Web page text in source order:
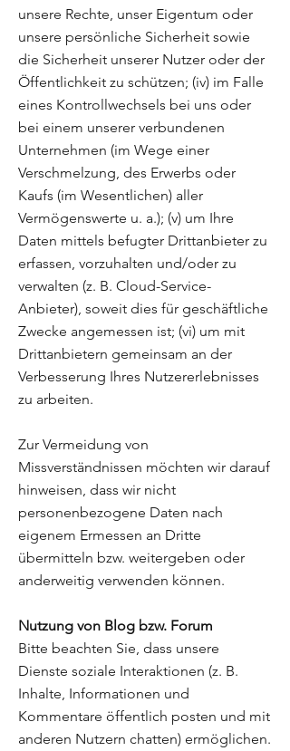
unsere Rechte, unser Eigentum oder
unsere persönliche Sicherheit sowie
die Sicherheit unserer Nutzer oder der
Öffentlichkeit zu schützen; (iv) im Falle
eines Kontrollwechsels bei uns oder
bei einem unserer verbundenen
Unternehmen (im Wege einer
Verschmelzung, des Erwerbs oder
Kaufs (im Wesentlichen) aller
Vermögenswerte u. a.); (v) um Ihre
Daten mittels befugter Drittanbieter zu
erfassen, vorzuhalten und/oder zu
verwalten (z. B. Cloud-Service-
Anbieter), soweit dies für geschäftliche
Zwecke angemessen ist; (vi) um mit
Drittanbietern gemeinsam an der
Verbesserung Ihres Nutzererlebnisses
zu arbeiten.
Zur Vermeidung von
Missverständnissen möchten wir darauf
hinweisen, dass wir nicht
personenbezogene Daten nach
eigenem Ermessen an Dritte
übermitteln bzw. weitergeben oder
anderweitig verwenden können.
Nutzung von Blog bzw. Forum
Bitte beachten Sie, dass unsere
Dienste soziale Interaktionen (z. B.
Inhalte, Informationen und
Kommentare öffentlich posten und mit
anderen Nutzern chatten) ermöglichen.